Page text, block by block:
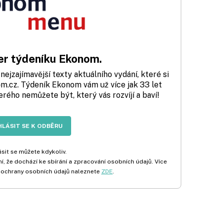
týdeníku Ekonom.
texty aktuálního vydání, které si
Týdeník Ekonom vám už více jak 33 let
nemůžete být, který vás rozvíjí a baví!
SE K ODBĚRU
se můžete kdykoliv.
že dochází ke sbírání a zpracování osobních údajů. Více
osobních údajů naleznete ZDE.